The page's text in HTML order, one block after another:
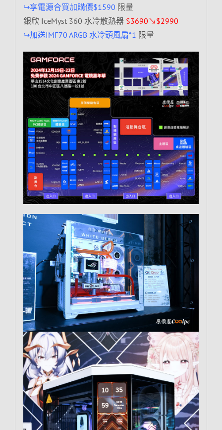
↪享電源合買加購價$1590 限量
銀欣 IceMyst 360 水冷散熱器 $3690↘$2990
↪加送IMF70 ARGB 水冷頭風扇*1 限量